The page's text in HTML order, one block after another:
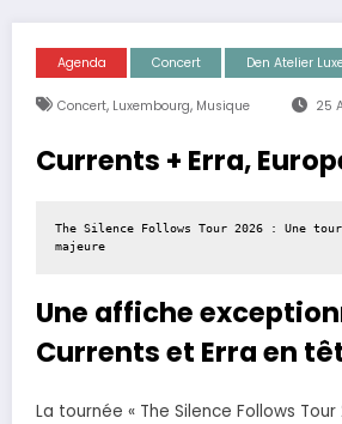
Agenda Concert Den Atelier
Concert, Luxembourg, Musique 25
Currents + Erra,
The Silence Follows Tour 2026 : Une
majeure
Une affiche
Currents et Erra en
La tournée « The Silence Follows Tour